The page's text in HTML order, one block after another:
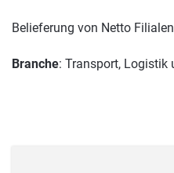
Belieferung von Netto
Branche: Transport, Logistik